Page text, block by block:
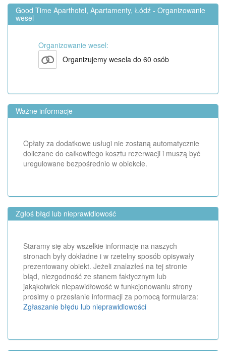
Good Time Aparthotel, Apartamenty, Łódź - Organizowanie
wesel
Organizowanie wesel:
Organizujemy wesela do 60 osób
Ważne informacje
Opłaty za dodatkowe usługi nie zostaną automatycznie
doliczane do całkowitego kosztu rezerwacji i muszą być
uregulowane bezpośrednio w obiekcie.
Zgłoś błąd lub nieprawidlowość
Staramy się aby wszelkie informacje na naszych
stronach były dokładne i w rzetelny sposób opisywały
prezentowany obiekt. Jeżeli znalazłeś na tej stronie
błąd, niezgodność ze stanem faktycznym lub
jakąkolwiek niepawidłowość w funkcjonowaniu strony
prosimy o przesłanie informacji za pomocą formularza:
Zgłaszanie błędu lub nieprawidlowości